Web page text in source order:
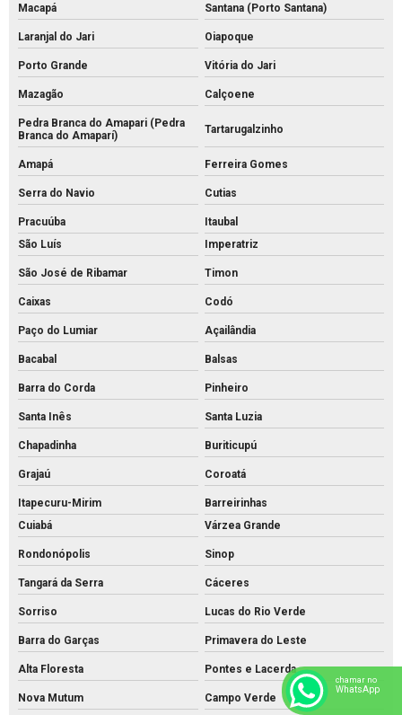
Macapá
Santana (Porto Santana)
Laranjal do Jari Oiapoque
Porto Grande Vitória do Jari
Mazagão Calçoene
Pedra Branca do Amapari (Pedra
Branca do Amaparí)
Tartarugalzinho
Amapá Ferreira Gomes
Serra do Navio Cutias
Pracuúba
Itaubal
São Luís
Imperatriz
São José de Ribamar Timon
Caixas Codó
Paço do Lumiar Açailândia
Bacabal Balsas
Barra do Corda Pinheiro
Santa Inês Santa Luzia
Chapadinha Buriticupú
Grajaú Coroatá
Itapecuru-Mirim
Barreirinhas
Cuiabá
Várzea Grande
Rondonópolis Sinop
Tangará da Serra Cáceres
Sorriso Lucas do Rio Verde
Barra do Garças Primavera do Leste
Alta Floresta Pontes e Lacerda
Nova Mutum Campo Verde
chamar no
WhatsApp